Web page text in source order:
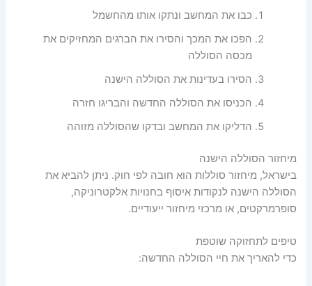
כבו את המחשב ונתקו אותו מהחשמל
הפכו את המכך והסירו את הברגים המחזיקים את
מכסה הסוללה
הסירו בעדינות את הסוללה הישנה
הכניסו את הסוללה החדשה והבריגו חזרה
הדליקו את המחשב ובדקו שהסוללה מזוהה
מיחזור הסוללה הישנה
בישראל, מיחזור סוללות הוא חובה לפי חוק. ניתן להביא את
הסוללה הישנה לנקודות איסוף בחנויות אלקטרוניקה,
סופרמרקטים, או מרכזי מיחזור ייעודיים.
טיפים לתחזוקה שוטפת
כדי להאריך את חיי הסוללה החדשה: